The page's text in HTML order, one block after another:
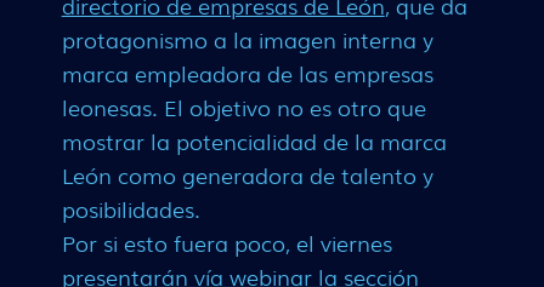
protagonismo a la imagen interna y
marca empleadora de las empresas
leonesas. El objetivo no es otro que
mostrar la potencialidad de la marca
León como generadora de talento y
posibilidades.
Por si esto fuera poco, el viernes
presentarán vía webinar la sección